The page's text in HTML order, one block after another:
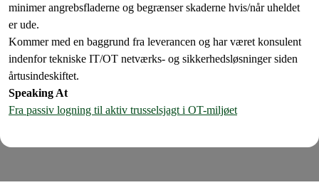
minimer angrebsfladerne og begrænser skaderne hvis/når uheldet
er ude.
Kommer med en baggrund fra leverancen og har været konsulent
indenfor tekniske IT/OT netværks- og sikkerhedsløsninger siden
årtusindeskiftet.
Speaking At
Fra passiv logning til aktiv trusselsjagt i OT-miljøet